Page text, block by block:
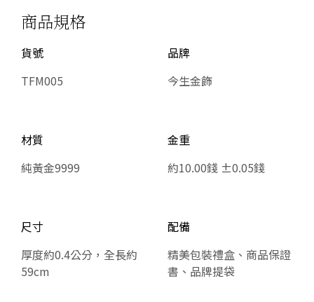
商品規格
貨號
TFM005
品牌
今生金飾
材質
純黃金9999
金重
約10.00錢 ±0.05錢
尺寸
厚度約0.4公分，全長約
59cm
配備
精美包裝禮盒、商品保證
書、品牌提袋